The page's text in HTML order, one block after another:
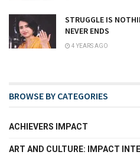
STRUGGLE IS
NEVER ENDS
4 YEARS AGO
BROWSE BY CATEGORIES
ACHIEVERS IMPACT
ART AND CULTURE: IMPACT